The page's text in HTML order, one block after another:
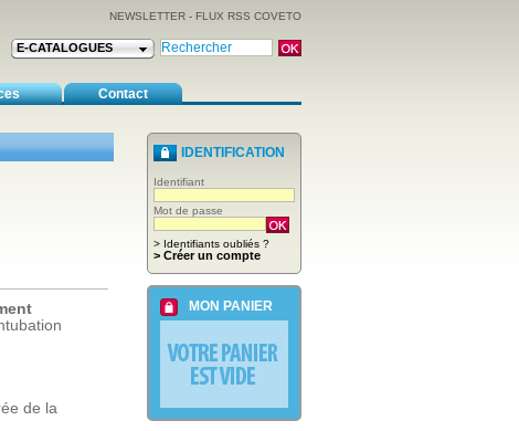
NEWSLETTER - FLUX RSS COVETO
E-CATALOGUES
Contact
de la
IDENTIFICATION
Identifiant
Mot de passe
> Identifiants oubliés ?
> Créer un compte
MON PANIER